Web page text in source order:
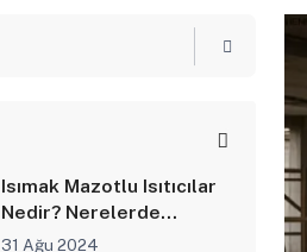
Isımak Mazotlu Isıtıcılar
Nedir? Nerelerde
Kullanılır?
31 Ağu 2024